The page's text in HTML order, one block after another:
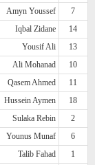
Amyn Youssef
7
Iqbal Zidane
14
Yousif Ali
13
Ali Mohanad
10
Qasem Ahmed
11
Hussein Aymen
18
Sulaka Rebin
2
Younus Munaf
6
Talib Fahad
1